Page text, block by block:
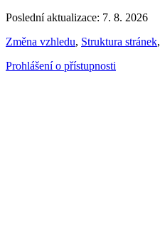
Poslední aktualizace: 7. 8. 2026
Změna vzhledu, Struktura stránek,
Prohlášení o přístupnosti